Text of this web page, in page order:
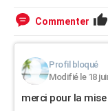
Commenter
Profil bloqué
Modifié le 18
merci pour la